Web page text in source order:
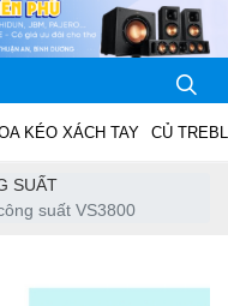
KÉO XÁCH TAY CỦ
SUẤT
suất VS3800